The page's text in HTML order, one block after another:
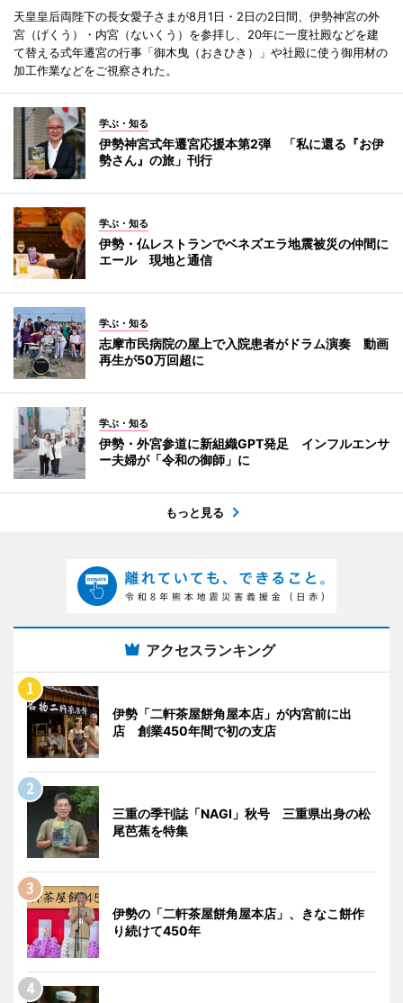
天皇皇后両陛下の長女愛子さまが8月1日・2日の2日間、伊勢神宮の外
宮（げくう）・内宮（ないくう）を参拝し、20年に一度社殿などを建
て替える式年遷宮の行事「御木曳（おきひき）」や社殿に使う御用材の
加工作業などをご視察された。
学ぶ・知る
伊勢神宮式年遷宮応援本第2弾 「私に還る『お伊
勢さん』の旅」刊行
学ぶ・知る
伊勢・仏レストランでベネズエラ地震被災の仲間に
エール 現地と通信
学ぶ・知る
志摩市民病院の屋上で入院患者がドラム演奏 動画
再生が50万回超に
学ぶ・知る
伊勢・外宮参道に新組織GPT発足 インフルエンサ
ー夫婦が「令和の御師」に
もっと見る
アクセスランキング
伊勢「二軒茶屋餅角屋本店」が内宮前に出
店 創業450年間で初の支店
三重の季刊誌「NAGI」秋号 三重県出身の松
尾芭蕉を特集
伊勢の「二軒茶屋餅角屋本店」、きなこ餅作
り続けて450年